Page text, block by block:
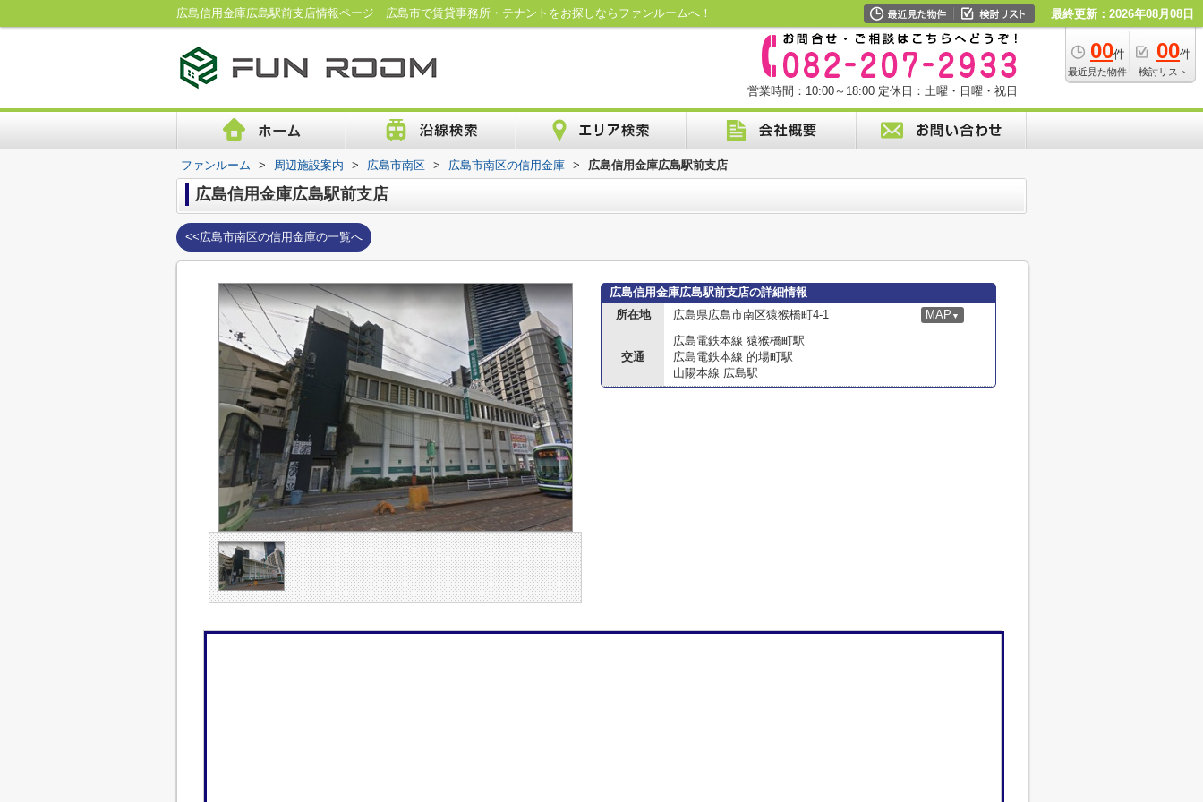
広島信用金庫広島駅前支店情報ページ｜広島市で賃貸事務所・テナントをお探しならファンルームへ！ 最終更新：2026年08月08日
00件
最近見た物件
00件
検討リスト
営業時間：10:00～18:00 定休日：土曜・日曜・祝日
ファンルーム > 周辺施設案内 > 広島市南区 > 広島市南区の信用金庫 > 広島信用金庫広島駅前支店
広島信用金庫広島駅前支店
<<広島市南区の信用金庫の一覧へ
広島信用金庫広島駅前支店の詳細情報
所在地
広島県広島市南区猿猴橋町4-1 MAP ▼
交通
広島電鉄本線 猿猴橋町駅
広島電鉄本線 的場町駅
山陽本線 広島駅